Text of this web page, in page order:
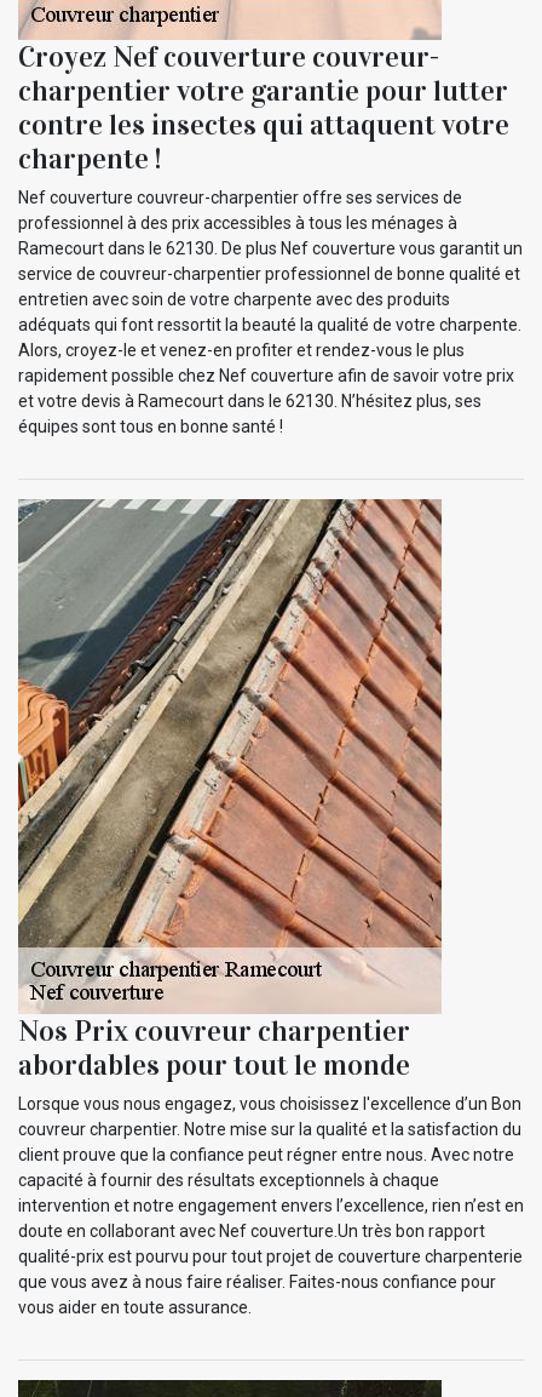
Croyez Nef couverture couvreur-
charpentier votre garantie pour lutter
contre les insectes qui attaquent votre
charpente !
Nef couverture couvreur-charpentier offre ses services de
professionnel à des prix accessibles à tous les ménages à
Ramecourt dans le 62130. De plus Nef couverture vous garantit un
service de couvreur-charpentier professionnel de bonne qualité et
entretien avec soin de votre charpente avec des produits
adéquats qui font ressortit la beauté la qualité de votre charpente.
Alors, croyez-le et venez-en profiter et rendez-vous le plus
rapidement possible chez Nef couverture afin de savoir votre prix
et votre devis à Ramecourt dans le 62130. N’hésitez plus, ses
équipes sont tous en bonne santé !
Nos Prix couvreur charpentier
abordables pour tout le monde
Lorsque vous nous engagez, vous choisissez l'excellence d’un Bon
couvreur charpentier. Notre mise sur la qualité et la satisfaction du
client prouve que la confiance peut régner entre nous. Avec notre
capacité à fournir des résultats exceptionnels à chaque
intervention et notre engagement envers l’excellence, rien n’est en
doute en collaborant avec Nef couverture.Un très bon rapport
qualité-prix est pourvu pour tout projet de couverture charpenterie
que vous avez à nous faire réaliser. Faites-nous confiance pour
vous aider en toute assurance.